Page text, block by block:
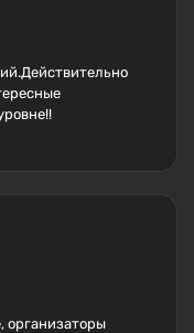
организаторы